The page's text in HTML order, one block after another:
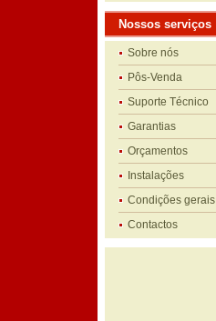
Nossos serviços
Sobre nós
Pôs-Venda
Suporte Técnico
Garantias
Orçamentos
Instalações
Condições gerais
Contactos